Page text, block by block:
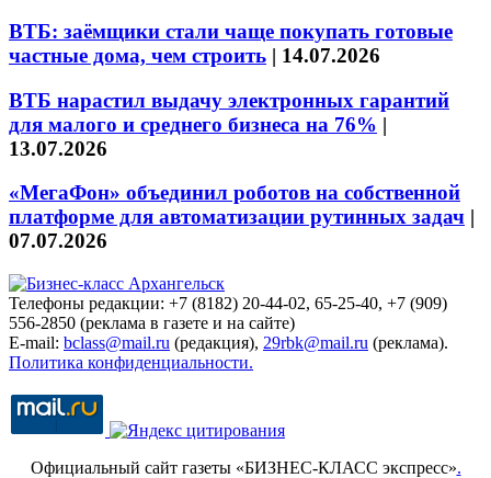
ВТБ: заёмщики стали чаще покупать готовые
частные дома, чем строить | 14.07.2026
ВТБ нарастил выдачу электронных гарантий
для малого и среднего бизнеса на 76% |
13.07.2026
«МегаФон» объединил роботов на собственной
платформе для автоматизации рутинных задач |
07.07.2026
Телефоны редакции: +7 (8182) 20-44-02, 65-25-40, +7 (909)
556-2850 (реклама в газете и на сайте)
E-mail: bclass@mail.ru (редакция), 29rbk@mail.ru (реклама).
Политика конфиденциальности.
Официальный сайт газеты «БИЗНЕС-КЛАСС экспресс».